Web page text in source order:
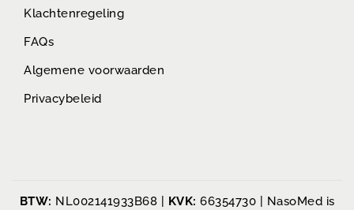
Klachtenregeling
FAQs
Algemene voorwaarden
Privacybeleid
BTW: NL002141933B68 | KVK: 66354730 | NasoMed is